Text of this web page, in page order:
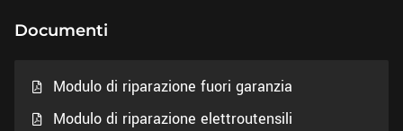
Documenti
Modulo di riparazione fuori garanzia
Modulo di riparazione elettroutensili